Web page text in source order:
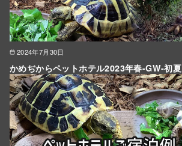
2024年7月30日
かめぢからペットホテル2023年春-GW-初夏